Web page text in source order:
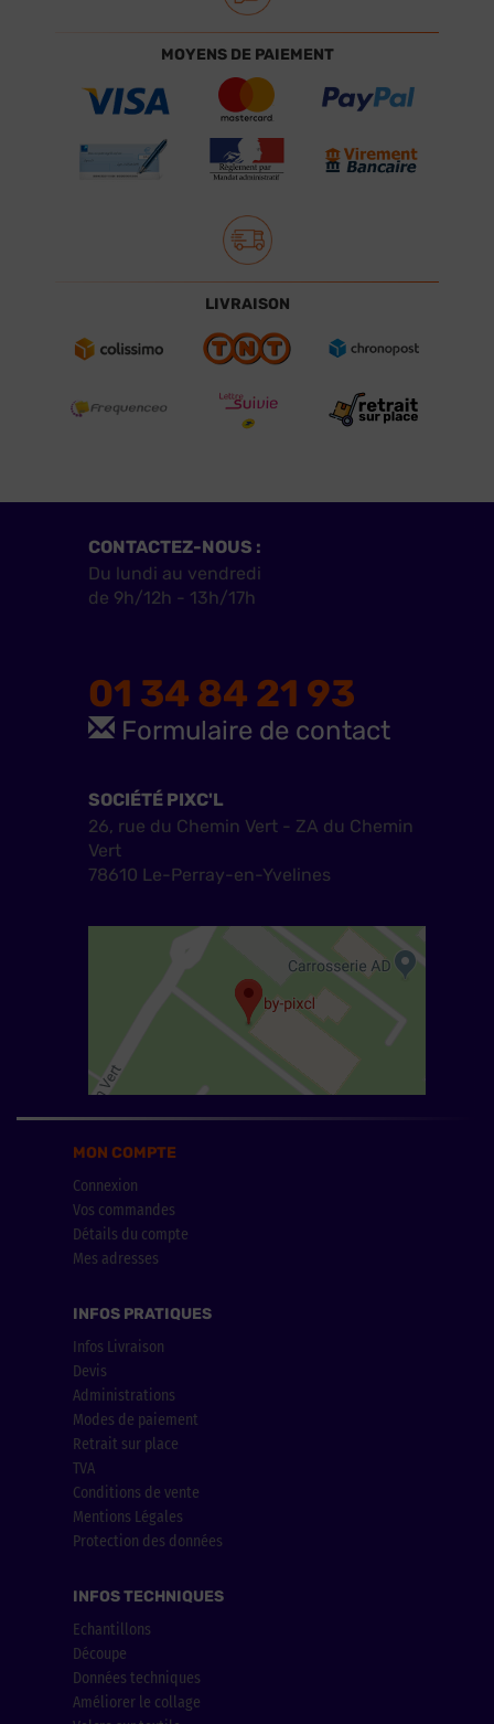
MOYENS DE PAIEMENT
LIVRAISON
CONTACTEZ-NOUS :
Du lundi au vendredi
de 9h/12h - 13h/17h
01 34 84 21 93
Formulaire de contact
SOCIÉTÉ PIXC'L
26, rue du Chemin Vert - ZA du Chemin
Vert
78610 Le-Perray-en-Yvelines
MON COMPTE
Connexion
Vos commandes
Détails du compte
Mes adresses
INFOS PRATIQUES
Infos Livraison
Devis
Administrations
Modes de paiement
Retrait sur place
TVA
Conditions de vente
Mentions Légales
Protection des données
INFOS TECHNIQUES
Echantillons
Découpe
Données techniques
Améliorer le collage